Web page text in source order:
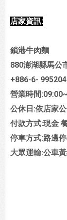
店家資訊:
鎖港牛肉麵
880澎湖縣馬公
+886-6-
營業時間
公休日:依店家
付款方式:現金
停車方式:路邊
大眾運輸:公車